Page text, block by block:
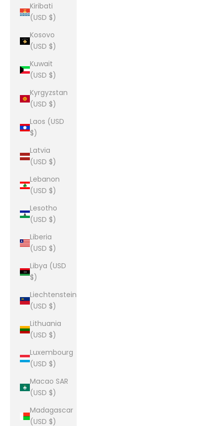
Kiribati
(USD $)
Kosovo
(USD $)
Kuwait
(USD $)
Kyrgyzstan
(USD $)
Laos (USD
$)
Latvia
(USD $)
Lebanon
(USD $)
Lesotho
(USD $)
Liberia
(USD $)
Libya (USD
$)
Liechtenstein
(USD $)
Lithuania
(USD $)
Luxembourg
(USD $)
Macao SAR
(USD $)
Madagascar
(USD $)